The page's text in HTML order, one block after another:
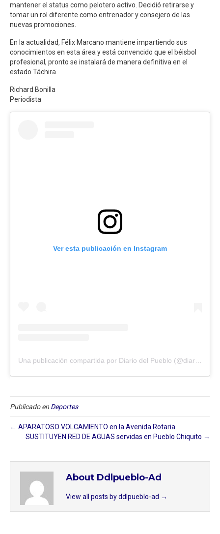
mantener el status como pelotero activo. Decidió retirarse y
tomar un rol diferente como entrenador y consejero de las
nuevas promociones.
En la actualidad, Félix Marcano mantiene impartiendo sus
conocimientos en esta área y está convencido que el béisbol
profesional, pronto se instalará de manera definitiva en el
estado Táchira.
Richard Bonilla
Periodista
Ver esta publicación en Instagram
Publicado en Deportes
← APARATOSO VOLCAMIENTO en la Avenida Rotaria
SUSTITUYEN RED DE AGUAS servidas en Pueblo Chiquito →
About Ddlpueblo-Ad
View all posts by ddlpueblo-ad →